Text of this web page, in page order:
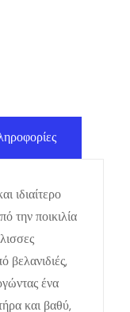
ιδιαίτερο
την ποικιλία
βελανιδιές,
ένα
και βαθύ,